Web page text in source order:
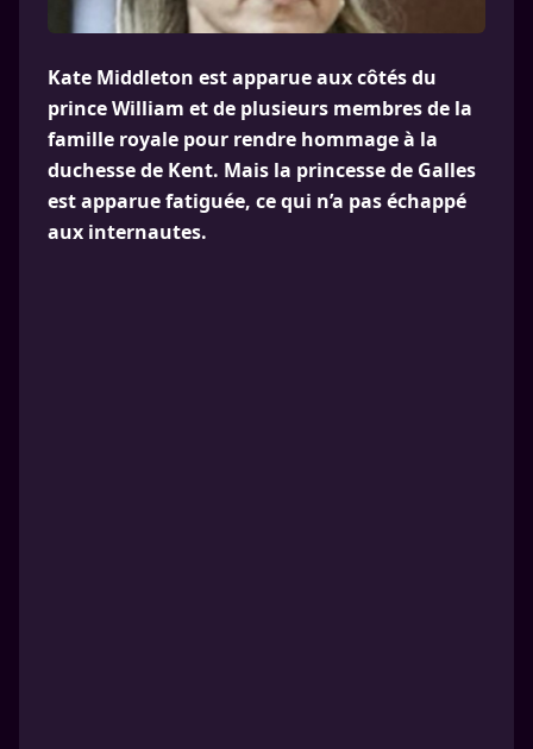
Kate Middleton est apparue aux côtés du
prince William et de plusieurs membres de la
famille royale pour rendre hommage à la
duchesse de Kent. Mais la princesse de Galles
est apparue fatiguée, ce qui n’a pas échappé
aux internautes.